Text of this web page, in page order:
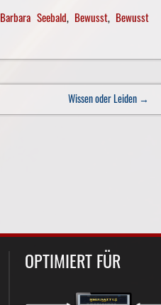
Barbara Seebald, Bewusst, Bewusst
Wissen oder Leiden →
OPTIMIERT FÜR